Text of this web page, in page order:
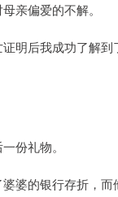
亲偏爱的不解。
明后我成功了解到
份礼物。
婆的银行存折，而